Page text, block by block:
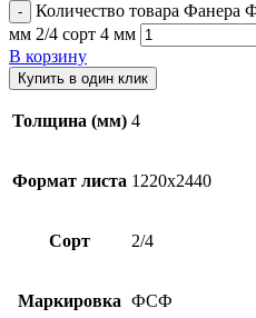
Количество товара Фанера
мм 2/4 сорт 4 мм
В корзину
Купить в один клик
Толщина (мм) 4
Формат листа 1220х2440
Сорт 2/4
Маркировка ФСФ